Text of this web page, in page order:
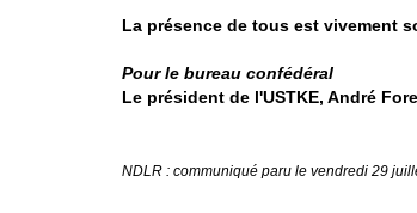
La présence de tous est vivement
Pour le bureau confédéral
Le président de l'USTKE, André
NDLR : communiqué paru le vendredi 29